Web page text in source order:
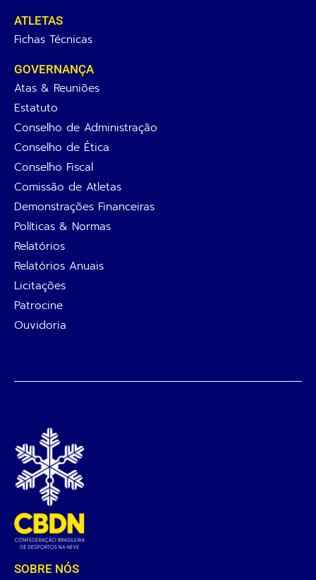
ATLETAS
Fichas Técnicas
GOVERNANÇA
Atas & Reuniões
Estatuto
Conselho de Administração
Conselho de Ética
Conselho Fiscal
Comissão de Atletas
Demonstrações Financeiras
Políticas & Normas
Relatórios
Relatórios Anuais
Licitações
Patrocine
Ouvidoria
SOBRE NÓS